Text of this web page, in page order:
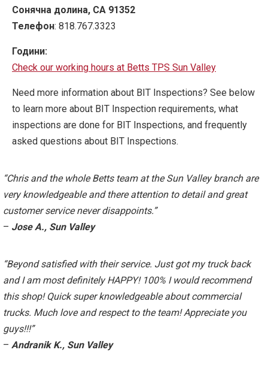
Сонячна долина, CA 91352
Телефон: 818.767.3323
Години:
Check our working hours at Betts TPS Sun Valley
Need more information about BIT Inspections? See below
to learn more about BIT Inspection requirements, what
inspections are done for BIT Inspections, and frequently
asked questions about BIT Inspections.
“Chris and the whole Betts team at the Sun Valley branch are
very knowledgeable and there attention to detail and great
customer service never disappoints.”
– Jose A., Sun Valley
“Beyond satisfied with their service. Just got my truck back
and I am most definitely HAPPY! 100% I would recommend
this shop! Quick super knowledgeable about commercial
trucks. Much love and respect to the team! Appreciate you
guys!!!”
– Andranik K., Sun Valley